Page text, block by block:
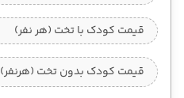
قیمت کودک با تخت (هر نفر)
قیمت کودک بدون تخت (هرنفر)